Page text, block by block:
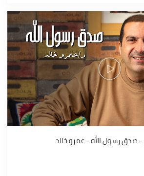
- صدق رسول الله - عمرو خالد